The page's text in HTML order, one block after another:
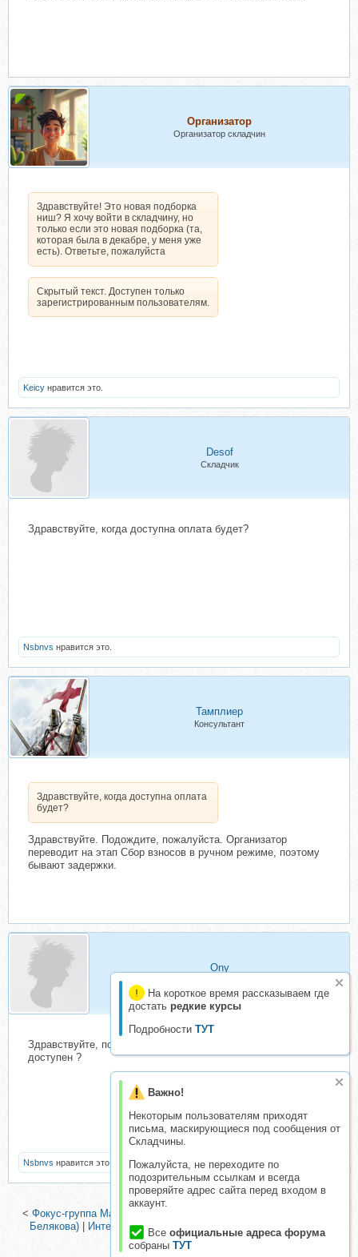
На короткое время рассказываем где
достать редкие курсы
Подробности ТУТ
Важно!
Некоторым пользователям приходят
письма, маскирующиеся под сообщения от
Складчины.
Пожалуйста, не переходите по
подозрительным ссылкам и всегда
проверяйте адрес сайта перед входом в
аккаунт.
Все официальные адреса форума
собраны ТУТ
Организатор
Организатор складчин
Здравствуйте! Это новая подборка
ниш? Я хочу войти в складчину, но
только если это новая подборка (та,
которая была в декабре, у меня уже
есть). Ответьте, пожалуйста
Скрытый текст. Доступен только
зарегистрированным пользователям.
Keicy нравится это.
Desof
Складчик
Здравствуйте, когда доступна оплата будет?
Nsbnvs нравится это.
Тамплиер
Консультант
Здравствуйте, когда доступна оплата
будет?
Здравствуйте. Подождите, пожалуйста. Организатор
переводит на этап Сбор взносов в ручном режиме, поэтому
бывают задержки.
Ony
Здравствуйте, подскажите, пожалуйста, когда станет
доступен ?
Nsbnvs нравится это.
< Фокус-группа Маркетинг. Участие в Фокус-группе (Александра
Белякова)
Интенсив Контент Взаконе (Александра Невская,
Татьяна Шадрунова)>